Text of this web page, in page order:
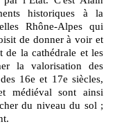
historiques à la
Rhône-Alpes qui
de donner à voir et
de la cathédrale et les
la valorisation des
16e et 17e siècles,
médiéval sont ainsi
du niveau du sol ;